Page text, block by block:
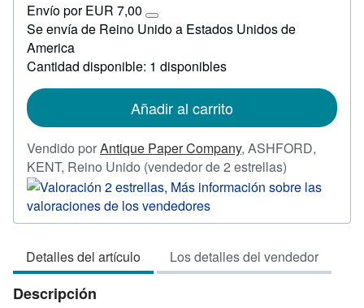
30,05
Envío por EUR 7,00
Más
información
tarifas
Se envía de Reino Unido a Estados Unidos de
America
Cantidad disponible: 1 disponibles
Añadir al carrito
Vendido porAntique Paper Company, ASHFORD,
KENT, Reino Unido (vendedor de 2 estrellas)
del
2
5
estrellas
Detalles del artículo Los detalles del vendedor
Descripción